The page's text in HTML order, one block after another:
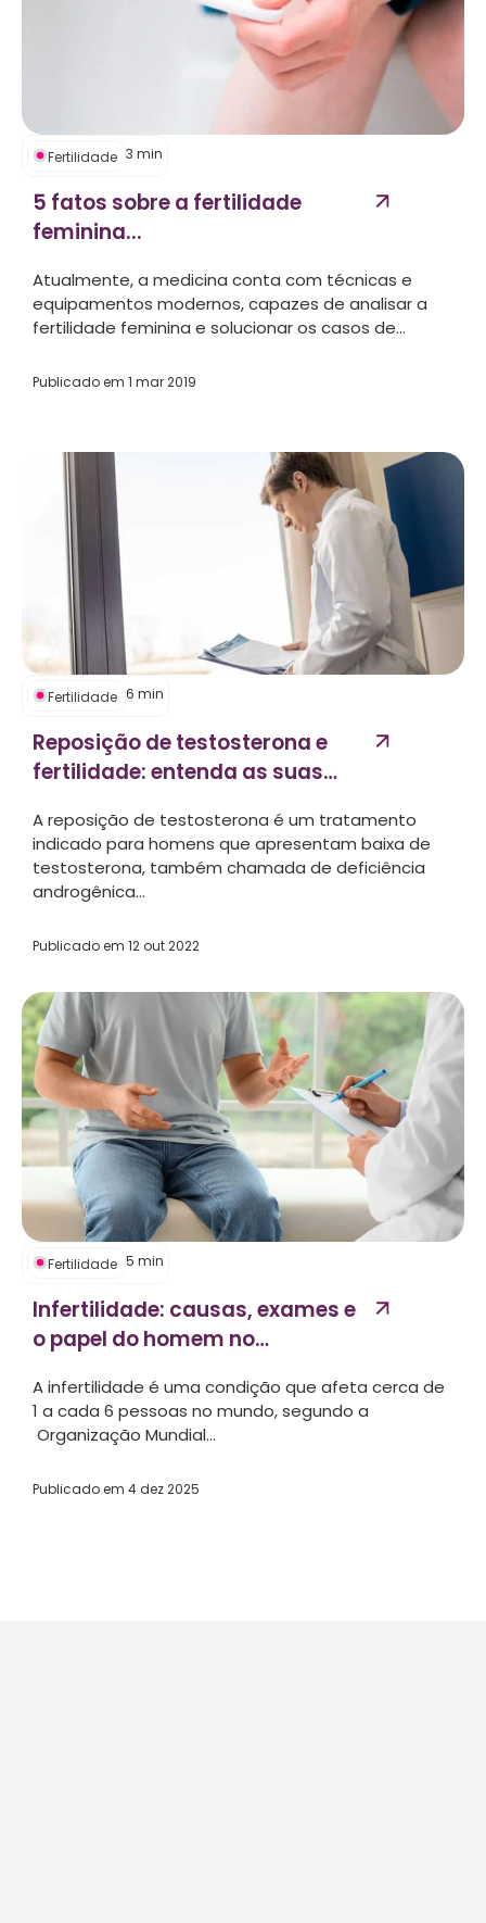
Fertilidade 3 min
5 fatos sobre a fertilidade
feminina...
Atualmente, a medicina conta com técnicas e
equipamentos modernos, capazes de analisar a
fertilidade feminina e solucionar os casos de...
Publicado em 1 mar 2019
Fertilidade 6 min
Reposição de testosterona e
fertilidade: entenda as suas
A reposição de testosterona é um tratamento
indicado para homens que apresentam baixa de
testosterona, também chamada de deficiência
androgênica...
Publicado em 12 out 2022
Fertilidade 5 min
Infertilidade: causas, exames e
o papel do homem no
A infertilidade é uma condição que afeta cerca de
1 a cada 6 pessoas no mundo, segundo a
Organização Mundial...
Publicado em 4 dez 2025